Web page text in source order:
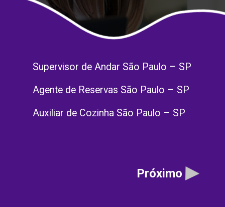
Supervisor de Andar São Paulo – SP
Agente de Reservas São Paulo – SP
Auxiliar de Cozinha São Paulo – SP
Próximo